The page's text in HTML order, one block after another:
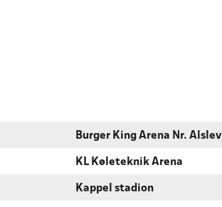
Burger King Arena Nr. Alslev
KL Køleteknik Arena
Kappel stadion